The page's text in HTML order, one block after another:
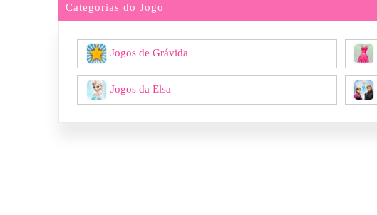
Categorias do Jogo
Jogos de Grávida
Jogos da Elsa